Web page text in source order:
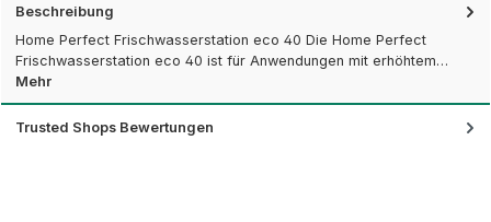
Beschreibung
Home Perfect Frischwasserstation eco 40 Die Home Perfect
Frischwasserstation eco 40 ist für Anwendungen mit erhöhtem…
Mehr
Trusted Shops Bewertungen